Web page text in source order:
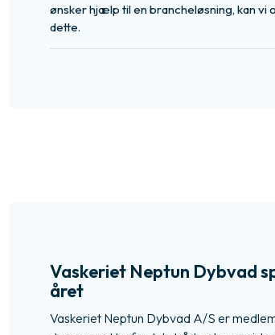
ønsker hjælp til en brancheløsning, kan vi
dette.
​Vaskeriet Neptun Dybvad
året
Vaskeriet Neptun Dybvad A/S er